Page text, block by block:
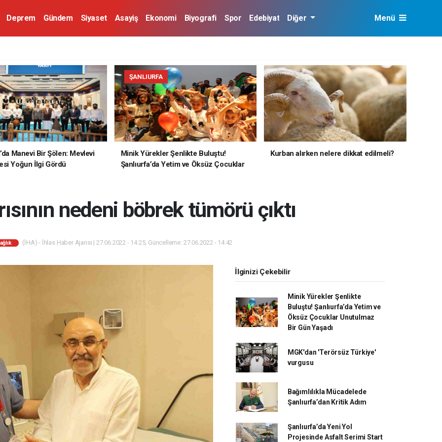
Deprem Gündem Siyaset Asayiş Ekonomi Biyografi Spor Edebiyat Diğer Menü
Manevi Bir Şölen: Mevlevi
Yoğun İlgi Gördü
ŞANLIURFA
Minik Yürekler Şenlikte Buluştu!
Şanlıurfa’da Yetim ve Öksüz Çocuklar
Kurban alırken nelere dikkat edilmeli?
nedeni böbrek tümörü çıktı
(İHA) - İhlas Haber Ajansı | 27.06.2022 - 14:25, Güncelleme: 27.06.2022 - 14:42
İlginizi Çekebilir
Minik Yürekler Şenlikte
Buluştu! Şanlıurfa’da Yetim ve
Öksüz Çocuklar Unutulmaz
Bir Gün Yaşadı
MGK'dan 'Terörsüz Türkiye'
vurgusu
Bağımlılıkla Mücadelede
Şanlıurfa’dan Kritik Adım
Şanlıurfa’da Yeni Yol
Projesinde Asfalt Serimi Start